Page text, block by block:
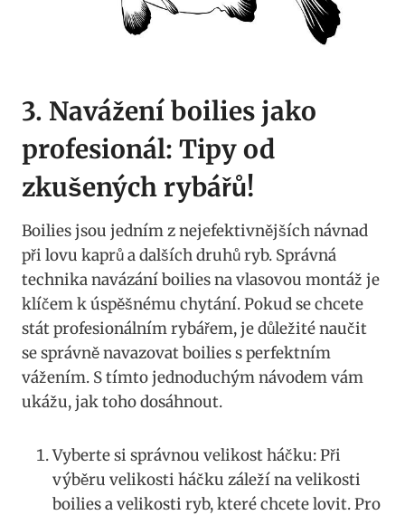
3. Navážení boilies jako
profesionál: Tipy od ​
zkušených rybářů!
Boilies jsou jedním⁣ z nejefektivnějších⁤ návnad
při lovu kaprů a dalších druhů ryb. Správná
technika navázání boilies⁣ na vlasovou montáž je⁤
klíčem k úspěšnému chytání. Pokud se⁢ chcete
stát profesionálním rybářem, ⁣je ‌důležité naučit
se správně⁢ navazovat boilies s perfektním⁢
vážením. S tímto jednoduchým⁢ návodem vám
ukážu, jak ​toho dosáhnout.
Vyberte si správnou⁢ velikost háčku: Při
výběru ​velikosti háčku záleží na ​velikosti
boilies a velikosti ⁤ryb, které chcete lovit. Pro